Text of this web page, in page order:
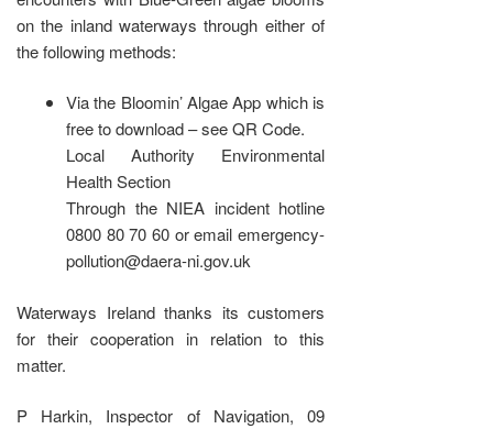
on the inland waterways through either of
the following methods:
Via the Bloomin’ Algae App which is
free to download – see QR Code.
Local Authority Environmental
Health Section
Through the NIEA incident hotline
0800 80 70 60 or email emergency-
pollution@daera-ni.gov.uk
Waterways Ireland thanks its customers
for their cooperation in relation to this
matter.
P Harkin, Inspector of Navigation, 09